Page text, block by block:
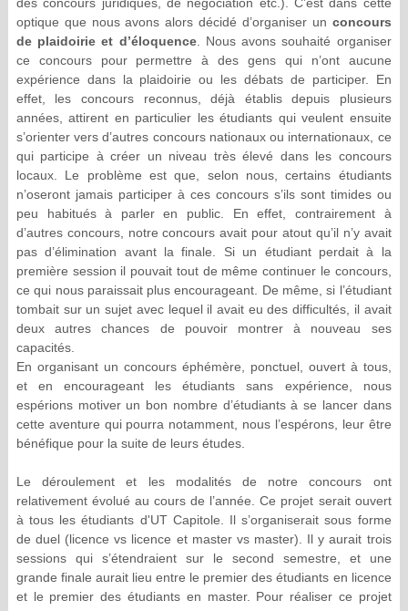
des concours juridiques, de négociation etc.). C’est dans cette
optique que nous avons alors décidé d’organiser un concours
de plaidoirie et d’éloquence. Nous avons souhaité organiser
ce concours pour permettre à des gens qui n’ont aucune
expérience dans la plaidoirie ou les débats de participer. En
effet, les concours reconnus, déjà établis depuis plusieurs
années, attirent en particulier les étudiants qui veulent ensuite
s’orienter vers d’autres concours nationaux ou internationaux, ce
qui participe à créer un niveau très élevé dans les concours
locaux. Le problème est que, selon nous, certains étudiants
n’oseront jamais participer à ces concours s’ils sont timides ou
peu habitués à parler en public. En effet, contrairement à
d’autres concours, notre concours avait pour atout qu’il n’y avait
pas d’élimination avant la finale. Si un étudiant perdait à la
première session il pouvait tout de même continuer le concours,
ce qui nous paraissait plus encourageant. De même, si l’étudiant
tombait sur un sujet avec lequel il avait eu des difficultés, il avait
deux autres chances de pouvoir montrer à nouveau ses
capacités.
En organisant un concours éphémère, ponctuel, ouvert à tous,
et en encourageant les étudiants sans expérience, nous
espérions motiver un bon nombre d’étudiants à se lancer dans
cette aventure qui pourra notamment, nous l’espérons, leur être
bénéfique pour la suite de leurs études.
Le déroulement et les modalités de notre concours ont
relativement évolué au cours de l’année. Ce projet serait ouvert
à tous les étudiants d'UT Capitole. Il s’organiserait sous forme
de duel (licence vs licence et master vs master). Il y aurait trois
sessions qui s’étendraient sur le second semestre, et une
grande finale aurait lieu entre le premier des étudiants en licence
et le premier des étudiants en master. Pour réaliser ce projet